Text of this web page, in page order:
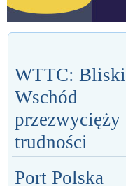
WTTC: Bliski
Wschód
przezwycięży
trudności
Port Polska